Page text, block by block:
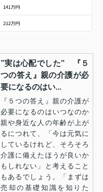
”実は心配でした” 『５
つの答え』親の介護が必
要になるのはい...
『５つの答え』親の介護が
必要になるのはいつなのか
親や身近な人の年齢が上が
るにつれて、「今は元気に
しているけれど、そろそろ
介護に備えたほうが良いか
もしれない」と考えること
もあるでしょう。「まずは
売却の基礎知識を知りた